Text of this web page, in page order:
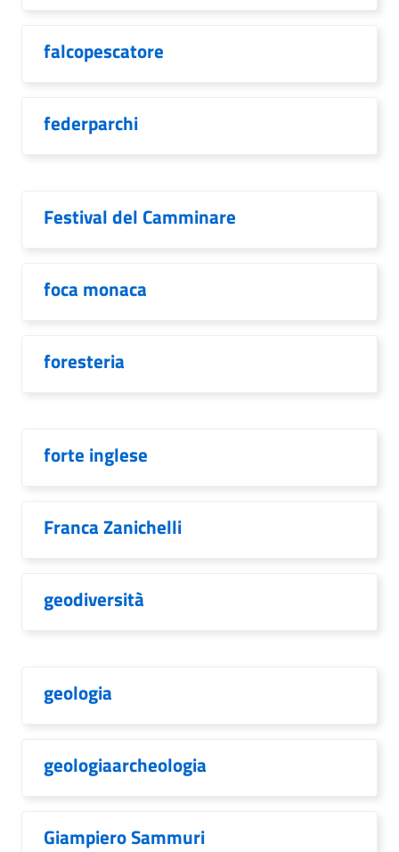
falcopescatore
federparchi
Festival del Camminare
foca monaca
foresteria
forte inglese
Franca Zanichelli
geodiversità
geologia
geologiaarcheologia
Giampiero Sammuri